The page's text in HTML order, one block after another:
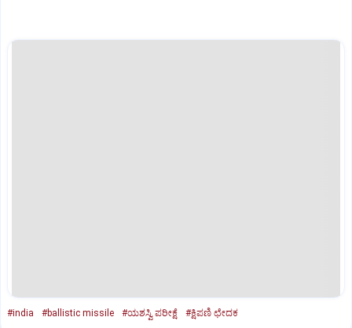
#india #ballistic missile #ಯಶಸ್ವಿ ಪರೀಕ್ಷೆ #ಕ್ಷಿಪಣಿ ಛೇದಕ